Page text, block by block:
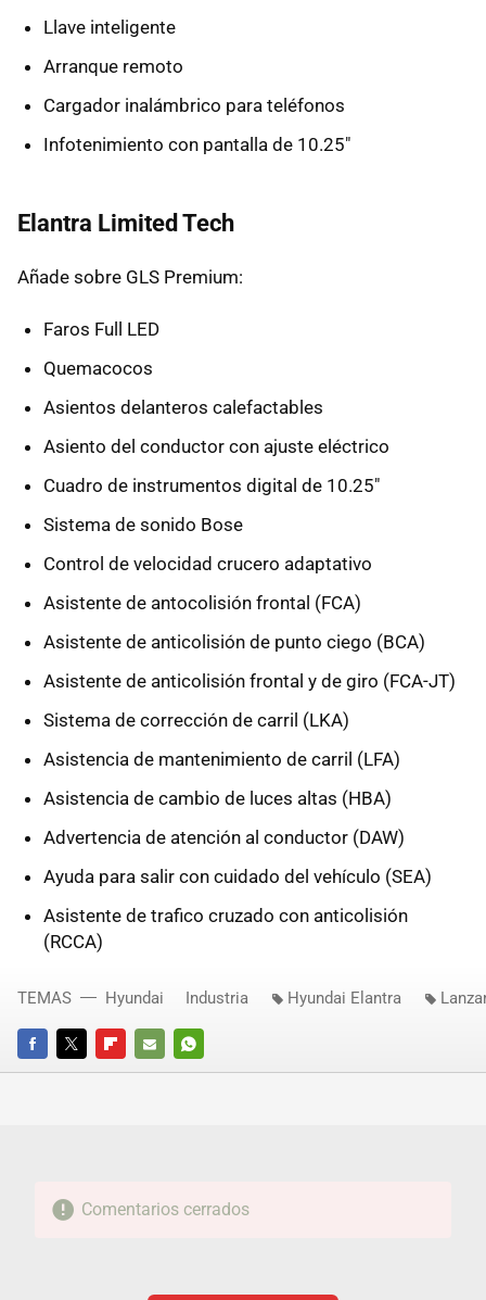
Llave inteligente
Arranque remoto
Cargador inalámbrico para teléfonos
Infotenimiento con pantalla de 10.25"
Elantra Limited Tech
Añade sobre GLS Premium:
Faros Full LED
Quemacocos
Asientos delanteros calefactables
Asiento del conductor con ajuste eléctrico
Cuadro de instrumentos digital de 10.25"
Sistema de sonido Bose
Control de velocidad crucero adaptativo
Asistente de antocolisión frontal (FCA)
Asistente de anticolisión de punto ciego (BCA)
Asistente de anticolisión frontal y de giro (FCA-JT)
Sistema de corrección de carril (LKA)
Asistencia de mantenimiento de carril (LFA)
Asistencia de cambio de luces altas (HBA)
Advertencia de atención al conductor (DAW)
Ayuda para salir con cuidado del vehículo (SEA)
Asistente de trafico cruzado con anticolisión
(RCCA)
FACEBOOKTWITTERFLIPBOARD
E-
WHATSAPP
TEMAS Hyundai Industria Hyundai Elantra
Comentarios cerrados